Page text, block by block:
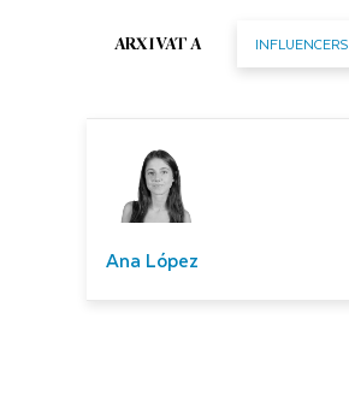
ARXIVAT A INFLUENCERS
Ana López